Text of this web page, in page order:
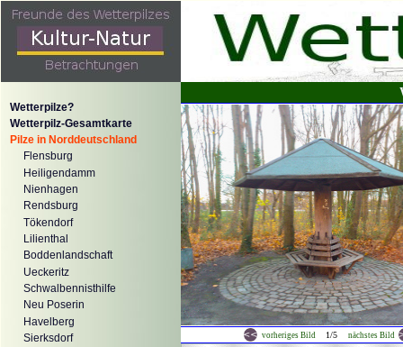
Wetterpilze?
Wetterpilz-Gesamtkarte
Pilze in Norddeutschland
Flensburg
Heiligendamm
Nienhagen
Rendsburg
Tökendorf
Lilienthal
Boddenlandschaft
Ueckeritz
Schwalbennisthilfe
Neu Poserin
Havelberg
Sierksdorf
vorheriges Bild 1/5 nächstes Bild